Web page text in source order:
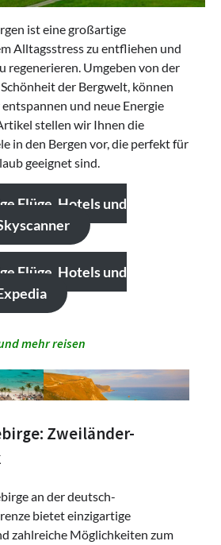
ist eine großartige
Alltagsstress zu entfliehen und
regenerieren. Umgeben von der
der Bergwelt, können
und neue Energie
stellen wir Ihnen die
in den Bergen vor, die perfekt für
geeignet sind.
Flüge, Hotels und
Flüge, Hotels und
mehr reisen
Zweiländer-
an der deutsch-
bietet einzigartige
zahlreiche Möglichkeiten zum